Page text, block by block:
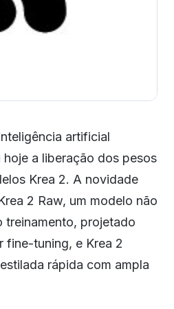
artificial
a liberação dos pesos
Krea 2. A novidade
2 Raw, um modelo não
treinamento, projetado
fine-tuning, e Krea 2
rápida com ampla